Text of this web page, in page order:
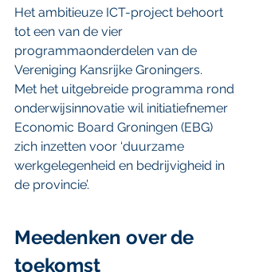
Het ambitieuze ICT-project behoort
tot een van de vier
programmaonderdelen van de
Vereniging Kansrijke Groningers.
Met het uitgebreide programma rond
onderwijsinnovatie wil initiatiefnemer
Economic Board Groningen (EBG)
zich inzetten voor ‘duurzame
werkgelegenheid en bedrijvigheid in
de provincie’.
Meedenken over de
toekomst